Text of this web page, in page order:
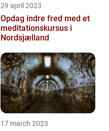
29 april 2023
Opdag indre fred med et
meditationskursus i
Nordsjælland
17 march 2023